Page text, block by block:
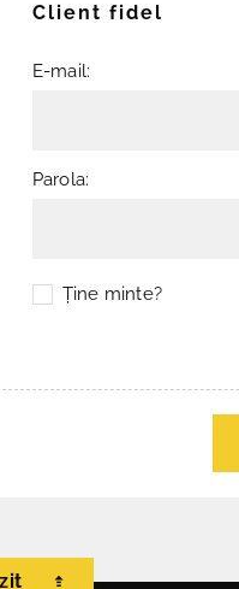
Client fidel
E-mail:
Parola:
Ţine minte?